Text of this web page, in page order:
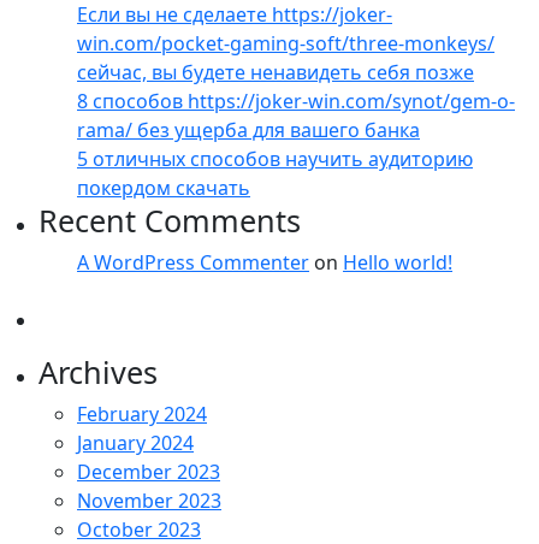
Если вы не сделаете https://joker-
win.com/pocket-gaming-soft/three-monkeys/
сейчас, вы будете ненавидеть себя позже
8 способов https://joker-win.com/synot/gem-o-
rama/ без ущерба для вашего банка
5 отличных способов научить аудиторию
покердом скачать
Recent Comments
A WordPress Commenter on Hello world!
Archives
February 2024
January 2024
December 2023
November 2023
October 2023